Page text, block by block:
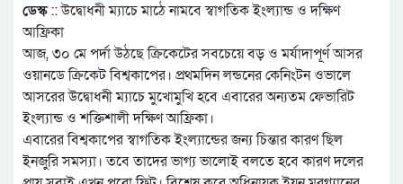
ডেস্ক:: উদ্বোধনী ম্যাচে মাঠে নামবে স্বাগতিক ইংল্যান্ড ও দক্ষিণ
আফ্রিকা
আজ, ৩০ মে পর্দা উঠছে ক্রিকেটের সবচেয়ে বড় ও মর্যাদাপূর্ণ আসর
ওয়ানডে ক্রিকেট বিশ্বকাপের। প্রথমদিন লন্ডনের কেনিংটন ওভালে
আসরের উদ্বোধনী ম্যাচে মুখোমুখি হবে এবারের অন্যতম ফেভারিট
ইংল্যান্ড ও শক্তিশালী দক্ষিণ আফ্রিকা।
এবারের বিশ্বকাপের স্বাগতিক ইংল্যান্ডের জন্য চিন্তার কারণ ছিল
ইনজুরি সমস্যা। তবে তাদের ভাগ্য ভালোই বলতে হবে কারণ দলের